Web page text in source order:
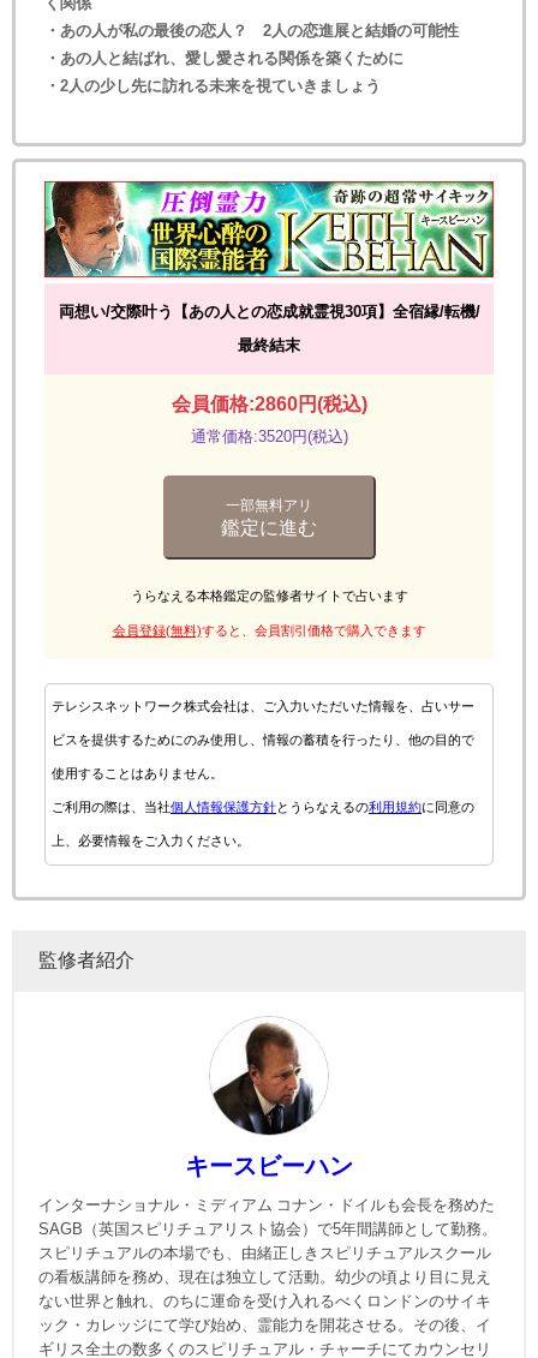
・あの人が私の最後の恋人？ 2人の恋進展と結婚の可能性
・あの人と結ばれ、愛し愛される関係を築くために
・2人の少し先に訪れる未来を視ていきましょう
両想い/交際叶う【あの人との恋成就霊視30項】全宿縁/転機/
最終結末
会員価格:2860円(税込)
通常価格:3520円(税込)
一部無料アリ
鑑定に進む
うらなえる本格鑑定の監修者サイトで占います
会員登録(無料)すると、会員割引価格で購入できます
テレシスネットワーク株式会社は、ご入力いただいた情報を、占いサー
ビスを提供するためにのみ使用し、情報の蓄積を行ったり、他の目的で
使用することはありません。
ご利用の際は、当社個人情報保護方針とうらなえるの利用規約に同意の
上、必要情報をご入力ください。
監修者紹介
キースビーハン
インターナショナル・ミディアム コナン・ドイルも会長を務めた
SAGB（英国スピリチュアリスト協会）で5年間講師として勤務。
スピリチュアルの本場でも、由緒正しきスピリチュアルスクール
の看板講師を務め、現在は独立して活動。幼少の頃より目に見え
ない世界と触れ、のちに運命を受け入れるべくロンドンのサイキ
ック・カレッジにて学び始め、霊能力を開花させる。その後、イ
ギリス全土の数多くのスピリチュアル・チャーチにてカウンセリ